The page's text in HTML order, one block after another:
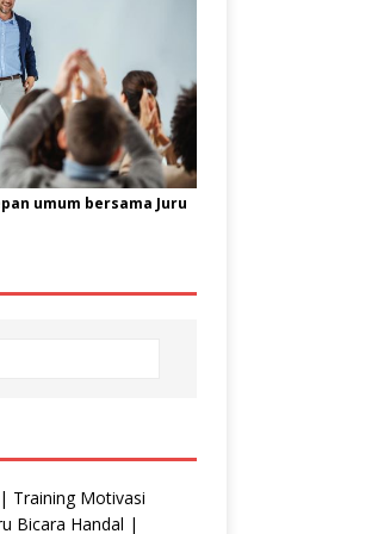
umum bersama Juru
Training Motivasi
Bicara Handal |